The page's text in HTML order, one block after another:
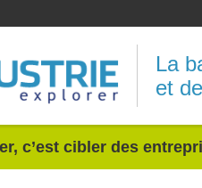
La
et
c’est cibler des